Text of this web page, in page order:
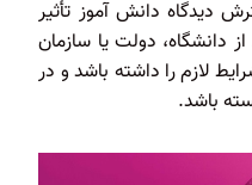
دانش آموز تأثیر
دانشگاه، دولت یا سازمان
لازم را داشته باشد و در
باشد.